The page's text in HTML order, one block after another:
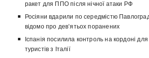
ракет для ППО після нічної атаки РФ
Росіяни вдарили по середмістю
відомо про девʼятьох поранених
Іспанія посилила контроль на кордоні для
туристів з Італії